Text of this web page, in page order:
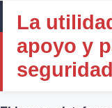
La
apoyo y
seguridad